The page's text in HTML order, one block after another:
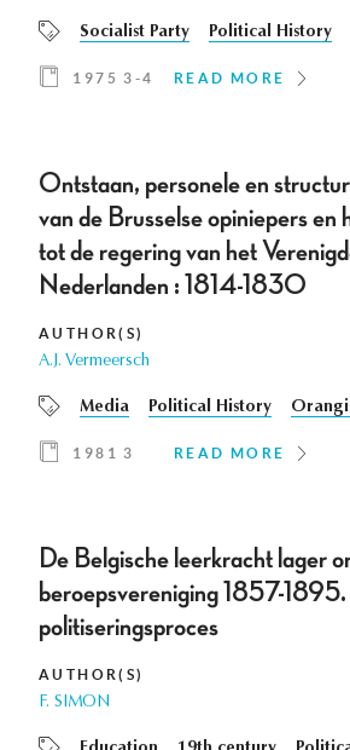
Socialist Party Political History
1975 3-4 READ MORE
Ontstaan, personele en
van de Brusselse opiniepers en
tot de regering van het
Nederlanden : 1814-1830
AUTHOR(S)
A.J. Vermeersch
Media Political History
1981 3 READ MORE
De Belgische leerkracht lager
beroepsvereniging 1857-1895.
politiseringsproces
AUTHOR(S)
F. SIMON